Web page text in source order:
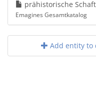
prähistorische
Emagines Gesamtkatalog
Add entity to